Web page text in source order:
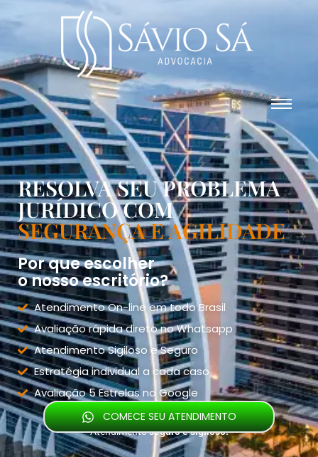
RESOLVA SEU PROBLEMA
JURÍDICO COM
SEGURANÇA E AGILIDADE
Por que escolher
o nosso escritório?
Atendimento On-line em todo Brasil
Avaliação rápida direto no Whatsapp
Atendimento Sigiloso e Seguro
Estratégia individual a cada caso
Avaliação 5 Estrelas no Google
COMECE SEU ATENDIMENTO
Atendimentoseguro e sigiloso.